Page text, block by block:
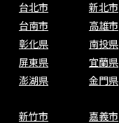
台北市 新北市
台南市
高雄市
彰化県
南投県
屏東県
宜蘭県
澎湖県
金門県
新竹市 嘉義市